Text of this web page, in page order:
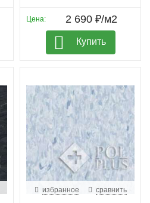
Цена: 2 690 ₽/м2
Купить
избранное сравнить